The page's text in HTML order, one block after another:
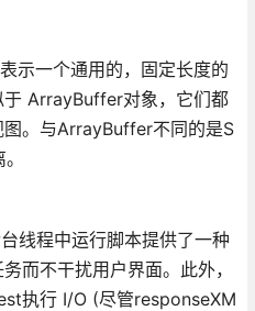
示一个通用的，固定长度的
ArrayBuffer对象，它们都
。与ArrayBuffer不同的是S
线程中运行脚本提供了一种
而不干扰用户界面。此外，
执行 I/O (尽管responseXM